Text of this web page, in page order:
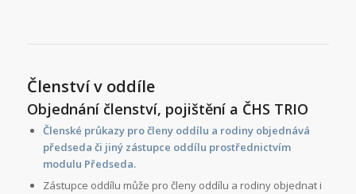
Členství v oddíle
Objednání členství, pojištění a ČHS TRIO
Členské průkazy pro členy oddílu a rodiny objednává
předseda či jiný zástupce oddílu prostřednictvím
modulu Předseda.
Zástupce oddílu může pro členy oddílu a rodiny objednat i